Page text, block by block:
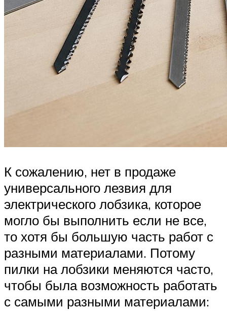
К сожалению, нет в продаже
универсального лезвия для
электрического лобзика, которое
могло бы выполнить если не все,
то хотя бы большую часть работ с
разными материалами. Потому
пилки на лобзики меняются часто,
чтобы была возможность работать
с самыми разными материалами: